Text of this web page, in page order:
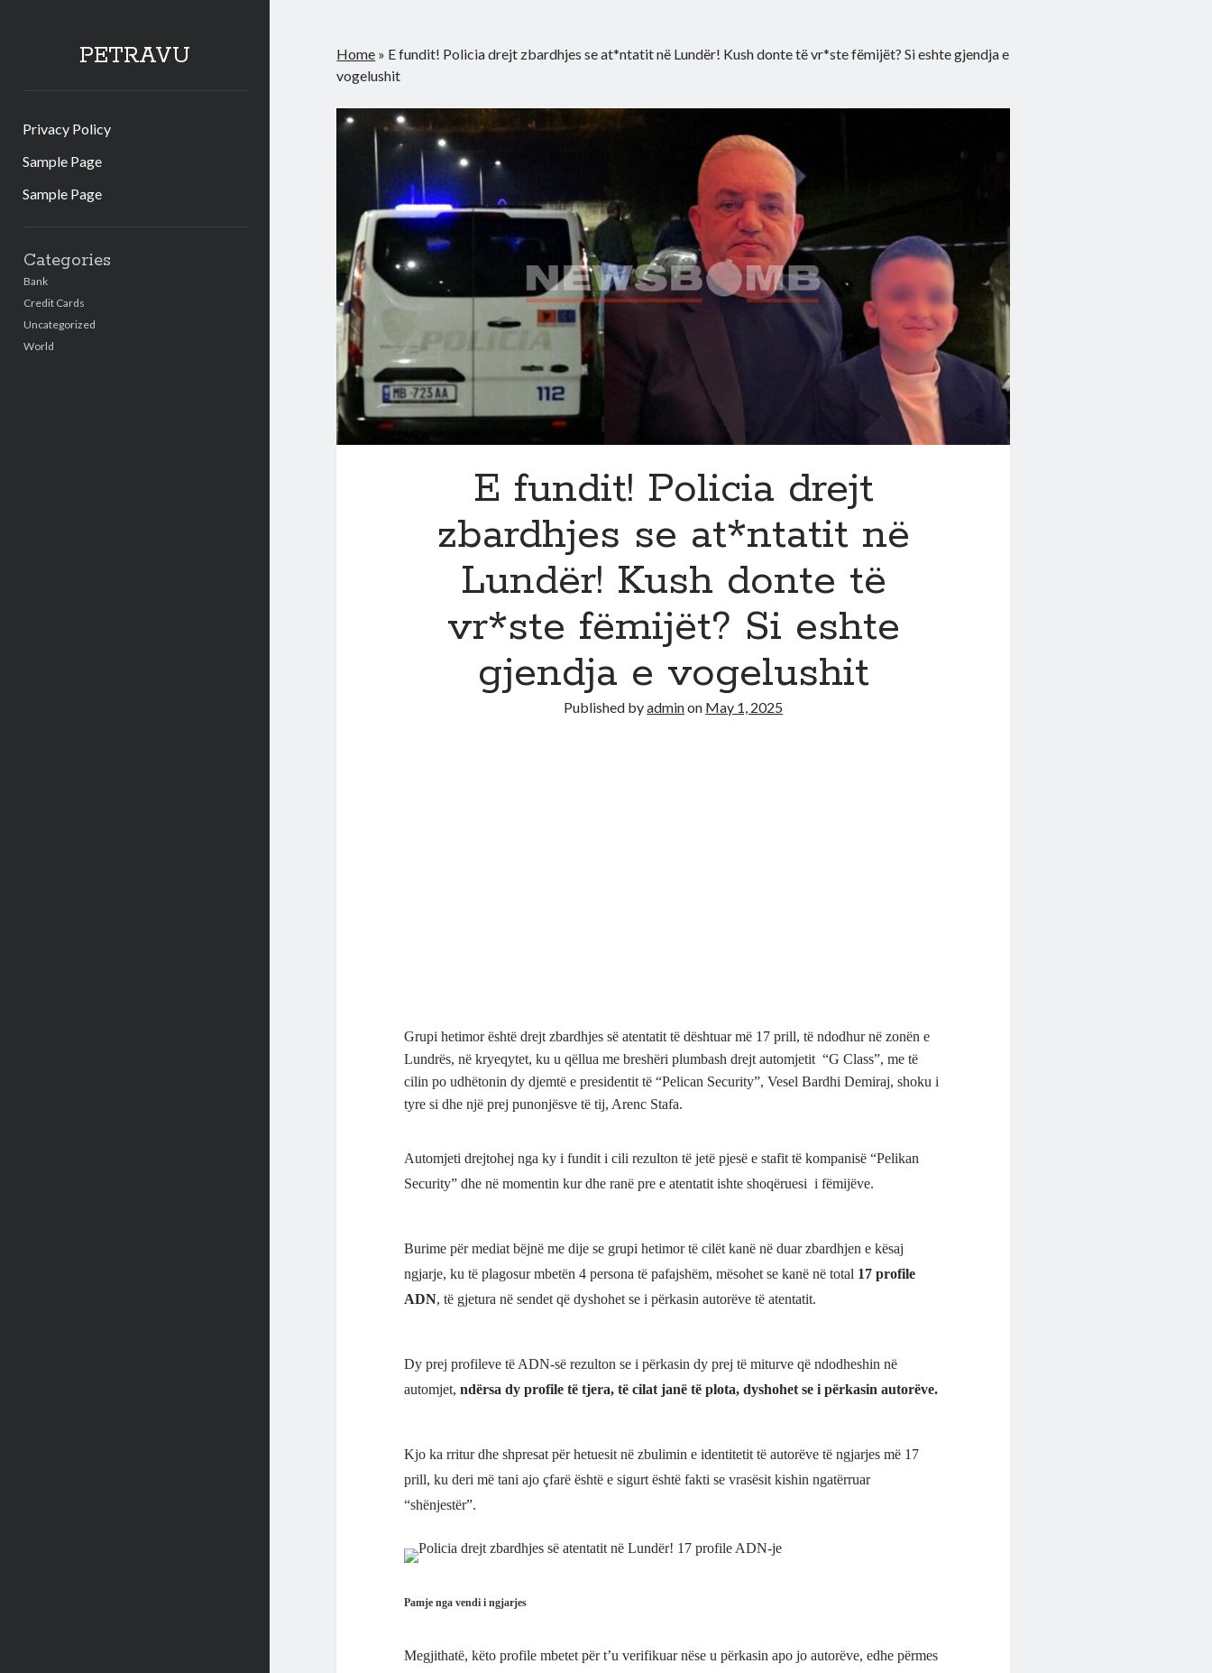
PETRAVU
Privacy Policy
Sample Page
Sample Page
Categories
Bank
Credit Cards
Uncategorized
World
Home » E fundit! Policia drejt zbardhjes se at*ntatit në Lundër! Kush donte të vr*ste fëmijët? Si eshte gjendja e
vogelushit
E fundit! Policia drejt
zbardhjes se at*ntatit në
Lundër! Kush donte të
vr*ste fëmijët? Si eshte
gjendja e vogelushit
Published byadminon May 1, 2025
Grupi hetimor është drejt zbardhjes së atentatit të dështuar më 17 prill, të ndodhur në zonën e
Lundrës, në kryeqytet, ku u qëllua me breshëri plumbash drejt automjetit “G Class”, me të
cilin po udhëtonin dy djemtë e presidentit të “Pelican Security”, Vesel Bardhi Demiraj, shoku i
tyre si dhe një prej punonjësve të tij, Arenc Stafa.
Automjeti drejtohej nga ky i fundit i cili rezulton të jetë pjesë e stafit të kompanisë “Pelikan
Security” dhe në momentin kur dhe ranë pre e atentatit ishte shoqëruesi i fëmijëve.
Burime për mediat bëjnë me dije se grupi hetimor të cilët kanë në duar zbardhjen e kësaj
ngjarje, ku të plagosur mbetën 4 persona të pafajshëm, mësohet se kanë në total 17 profile
ADN, të gjetura në sendet që dyshohet se i përkasin autorëve të atentatit.
Dy prej profileve të ADN-së rezulton se i përkasin dy prej të miturve që ndodheshin në
automjet,ndërsa dy profile të tjera, të cilat janë të plota, dyshohet se i përkasin autorëve.
Kjo ka rritur dhe shpresat për hetuesit në zbulimin e identitetit të autorëve të ngjarjes më 17
prill, ku deri më tani ajo çfarë është e sigurt është fakti se vrasësit kishin ngatërruar
“shënjestër”.
Pamje nga vendi i ngjarjes
Megjithatë, këto profile mbetet për t’u verifikuar nëse u përkasin apo jo autorëve, edhe përmes